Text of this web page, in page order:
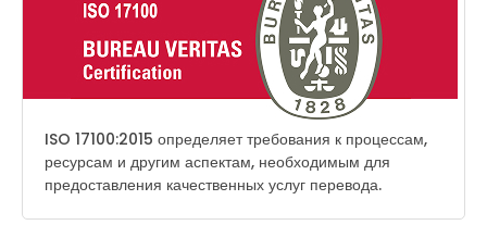
ISO 17100:2015 определяет требования к процессам,
ресурсам и другим аспектам, необходимым для
предоставления качественных услуг перевода.